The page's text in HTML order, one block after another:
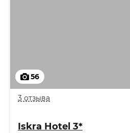
56
3 отзыва
Iskra Hotel 3*